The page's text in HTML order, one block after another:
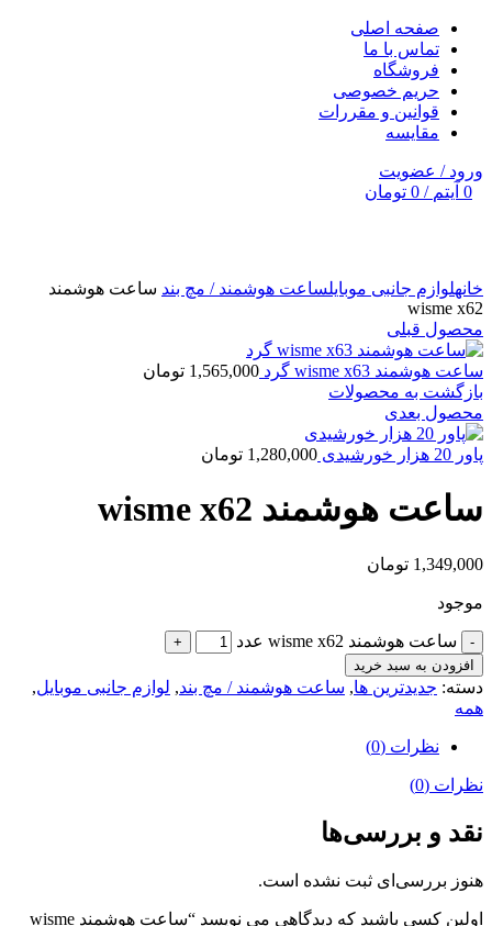
صفحه اصلی
تماس با ما
فروشگاه
حریم خصوصی
قوانین و مقررات
مقایسه
ورود / عضویت
0 آیتم /
0 تومان
خانهلوازم جانبی موبایلساعت هوشمند / مچ بند ساعت هوشمند
wisme x62
محصول قبلی
ساعت هوشمند wisme x63 گرد 1,565,000 تومان
بازگشت به محصولات
محصول بعدی
پاور 20 هزار خورشیدی 1,280,000 تومان
ساعت هوشمند wisme x62
1,349,000 تومان
موجود
ساعت هوشمند wisme x62 عدد
افزودن به سبد خرید
دسته: جدیدترین ها, ساعت هوشمند / مچ بند, لوازم جانبی موبایل,
همه
نظرات (0)
نظرات (0)
نقد و بررسی‌ها
هنوز بررسی‌ای ثبت نشده است.
اولین کسی باشید که دیدگاهی می نویسد “ساعت هوشمند wisme